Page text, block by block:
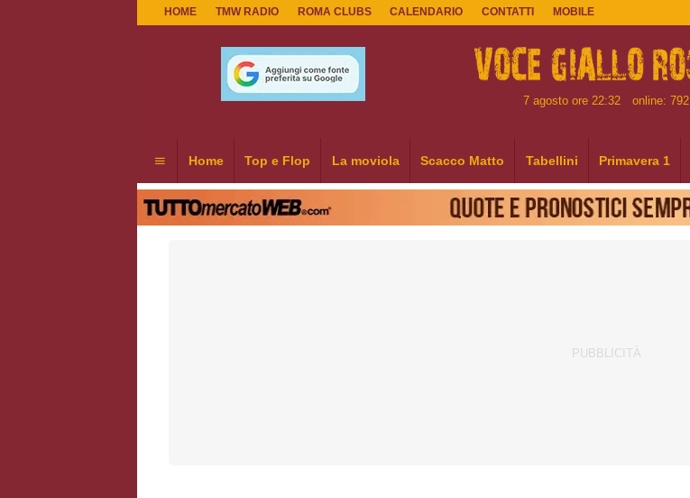
HOME TMW RADIO ROMA CLUBS CALENDARIO CONTATTI MOBILE
7 agosto ore 22:32 online: 792
Home Top e Flop La moviola Scacco Matto Tabellini Primavera 1